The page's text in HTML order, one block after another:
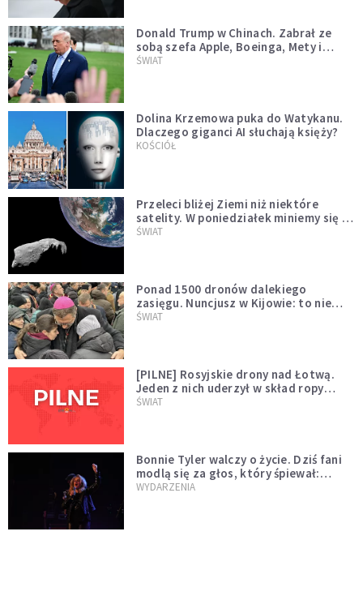
Donald Trump w Chinach. Zabrał ze
sobą szefa Apple, Boeinga, Mety i
Muska
ŚWIAT
Dolina Krzemowa puka do Watykanu.
Dlaczego giganci AI słuchają księży?
KOŚCIÓŁ
Przeleci bliżej Ziemi niż niektóre
satelity. W poniedziałek miniemy się z
asteroidą, która poprzedzi znacznie
ŚWIAT
Ponad 1500 dronów dalekiego
zasięgu. Nuncjusz w Kijowie: to nie
wygląda na wolę zakończenia wojny
ŚWIAT
[PILNE] Rosyjskie drony nad Łotwą.
Jeden z nich uderzył w skład ropy
naftowej
ŚWIAT
Bonnie Tyler walczy o życie. Dziś fani
modlą się za głos, który śpiewał:
"Lord, help me"
WYDARZENIA